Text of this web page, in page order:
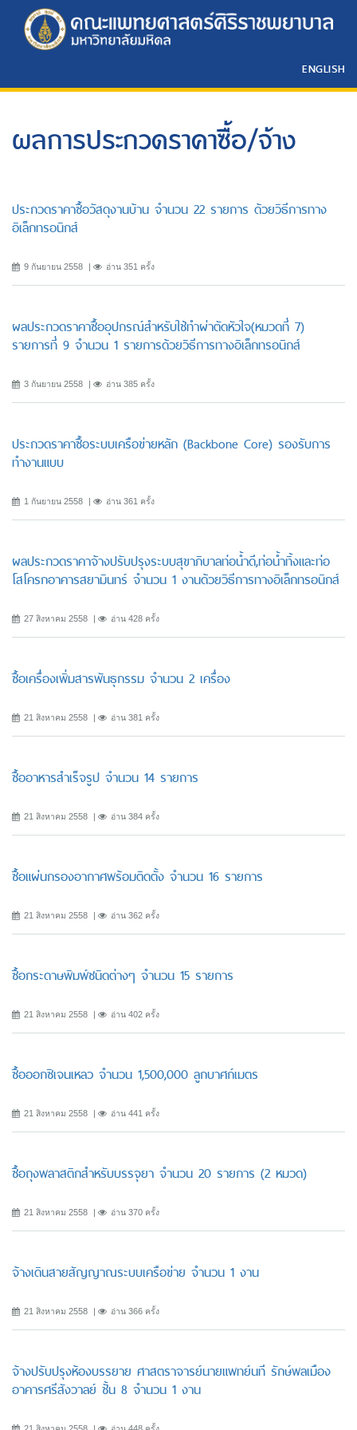
ENGLISH
ผลการประกวดราคาซื้อ/จ้าง
ประกวดราคาซื้อวัสดุงานบ้าน จำนวน 22 รายการ ด้วยวิธีการทาง
อิเล็กทรอนิกส์
9 กันยายน 2558 อ่าน 351 ครั้ง
ผลประกวดราคาซื้ออุปกรณ์สำหรับใช้ทำผ่าตัดหัวใจ(หมวดที่ 7)
รายการที่ 9 จำนวน 1 รายการด้วยวิธีการทางอิเล็กทรอนิกส์
3 กันยายน 2558 อ่าน 385 ครั้ง
ประกวดราคาซื้อระบบเครือข่ายหลัก (Backbone Core) รองรับการ
ทำงานแบบ
1 กันยายน 2558 อ่าน 361 ครั้ง
ผลประกวดราคาจ้างปรับปรุงระบบสุขาภิบาลท่อน้ำดี,ท่อน้ำทิ้งและท่อ
โสโครกอาคารสยามินทร์ จำนวน 1 งานด้วยวิธีการทางอิเล็กทรอนิกส์
27 สิงหาคม 2558 อ่าน 428 ครั้ง
ซื้อเครื่องเพิ่มสารพันธุกรรม จำนวน 2 เครื่อง
21 สิงหาคม 2558 อ่าน 381 ครั้ง
ซื้ออาหารสำเร็จรูป จำนวน 14 รายการ
21 สิงหาคม 2558 อ่าน 384 ครั้ง
ซื้อแผ่นกรองอากาศพร้อมติดตั้ง จำนวน 16 รายการ
21 สิงหาคม 2558 อ่าน 362 ครั้ง
ซื้อกระดาษพิมพ์ชนิดต่างๆ จำนวน 15 รายการ
21 สิงหาคม 2558 อ่าน 402 ครั้ง
ซื้อออกซิเจนเหลว จำนวน 1,500,000 ลูกบาศก์เมตร
21 สิงหาคม 2558 อ่าน 441 ครั้ง
ซื้อถุงพลาสติกสำหรับบรรจุยา จำนวน 20 รายการ (2 หมวด)
21 สิงหาคม 2558 อ่าน 370 ครั้ง
จ้างเดินสายสัญญาณระบบเครือข่าย จำนวน 1 งาน
21 สิงหาคม 2558 อ่าน 366 ครั้ง
จ้างปรับปรุงห้องบรรยาย ศาสตราจารย์นายแพทย์นที รักษ์พลเมือง
อาคารศรีสังวาลย์ ชั้น 8 จำนวน 1 งาน